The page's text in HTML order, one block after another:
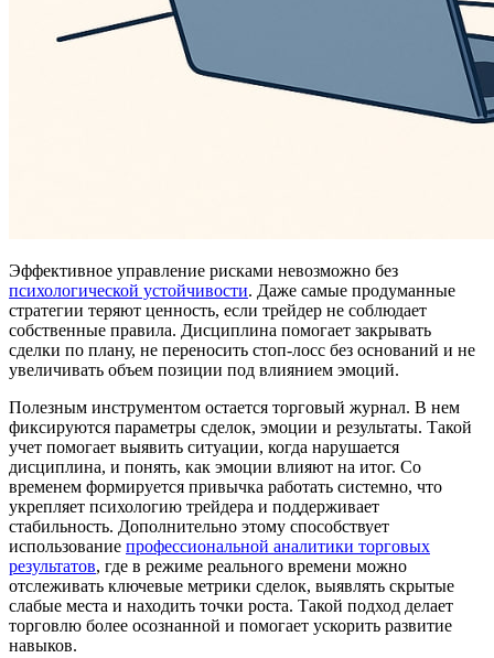
Эффективное управление рисками невозможно без
психологической устойчивости. Даже самые продуманные
стратегии теряют ценность, если трейдер не соблюдает
собственные правила. Дисциплина помогает закрывать
сделки по плану, не переносить стоп-лосс без оснований и не
увеличивать объем позиции под влиянием эмоций.
Полезным инструментом остается торговый журнал. В нем
фиксируются параметры сделок, эмоции и результаты. Такой
учет помогает выявить ситуации, когда нарушается
дисциплина, и понять, как эмоции влияют на итог. Со
временем формируется привычка работать системно, что
укрепляет психологию трейдера и поддерживает
стабильность. Дополнительно этому способствует
использование профессиональной аналитики торговых
результатов, где в режиме реального времени можно
отслеживать ключевые метрики сделок, выявлять скрытые
слабые места и находить точки роста. Такой подход делает
торговлю более осознанной и помогает ускорить развитие
навыков.